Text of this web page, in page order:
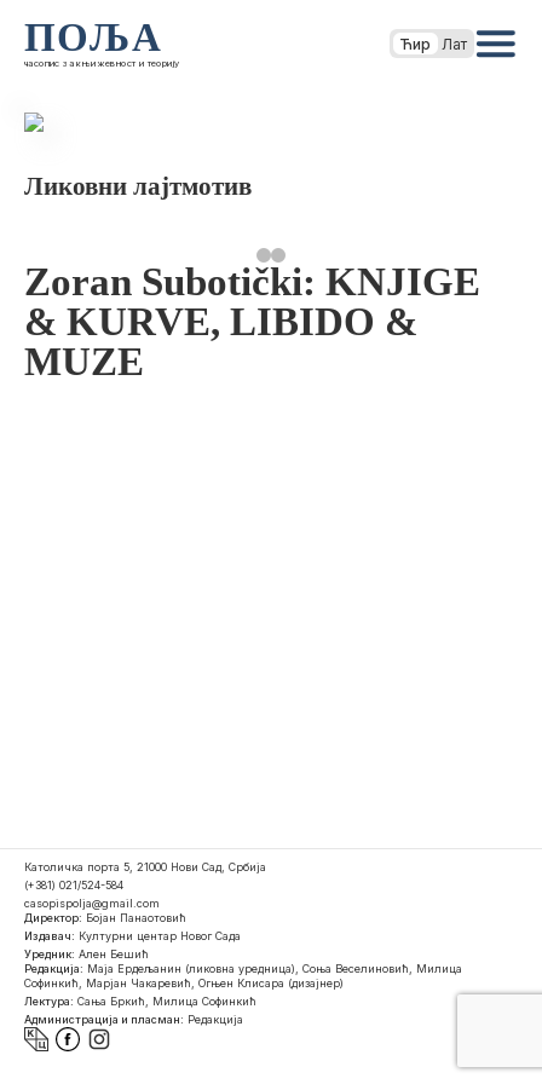
ПОЉА
часопис за књижевност и теорију
Ћир Лат
Ликовни лајтмотив
Zoran Subotički: KNJIGE
& KURVE, LIBIDO &
MUZE
Католичка порта 5, 21000 Нови Сад, Србија
(+381) 021/524-584
casopispolja@gmail.com
Директор: Бојан Панаотовић
Издавач: Културни центар Новог Сада
Уредник: Ален Бешић
Редакција: Маја Ердељанин (ликовна уредница), Соња Веселиновић, Милица
Софинкић, Марјан Чакаревић, Огњен Клисара (дизајнер)
Лектура: Сања Бркић, Милица Софинкић
Администрација и пласман: Редакција